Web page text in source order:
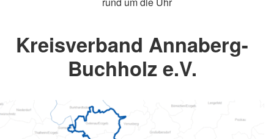
Kreisverband Annaberg-
Buchholz e.V.